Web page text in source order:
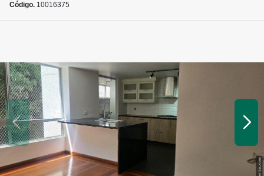
Código. 10016375